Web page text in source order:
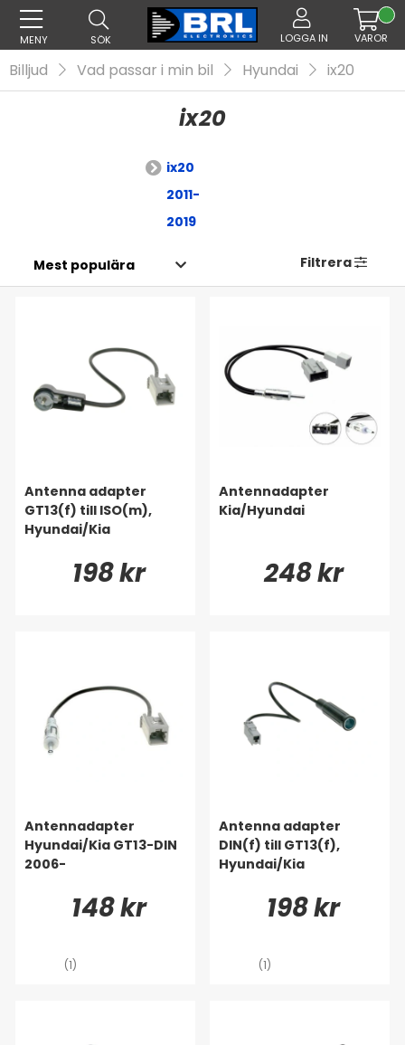
MENY SÖK LOGGA IN VAROR
Billjud Vad passar i min bil Hyundai ix20
ix20
ix20
2011-
2019
Filtrera
Antenna adapter
GT13(f) till ISO(m),
Hyundai/Kia
198 kr
Antennadapter
Kia/Hyundai
248 kr
Antennadapter
Hyundai/Kia GT13-DIN
2006-
148 kr
(1)
Antenna adapter
DIN(f) till GT13(f),
Hyundai/Kia
198 kr
(1)